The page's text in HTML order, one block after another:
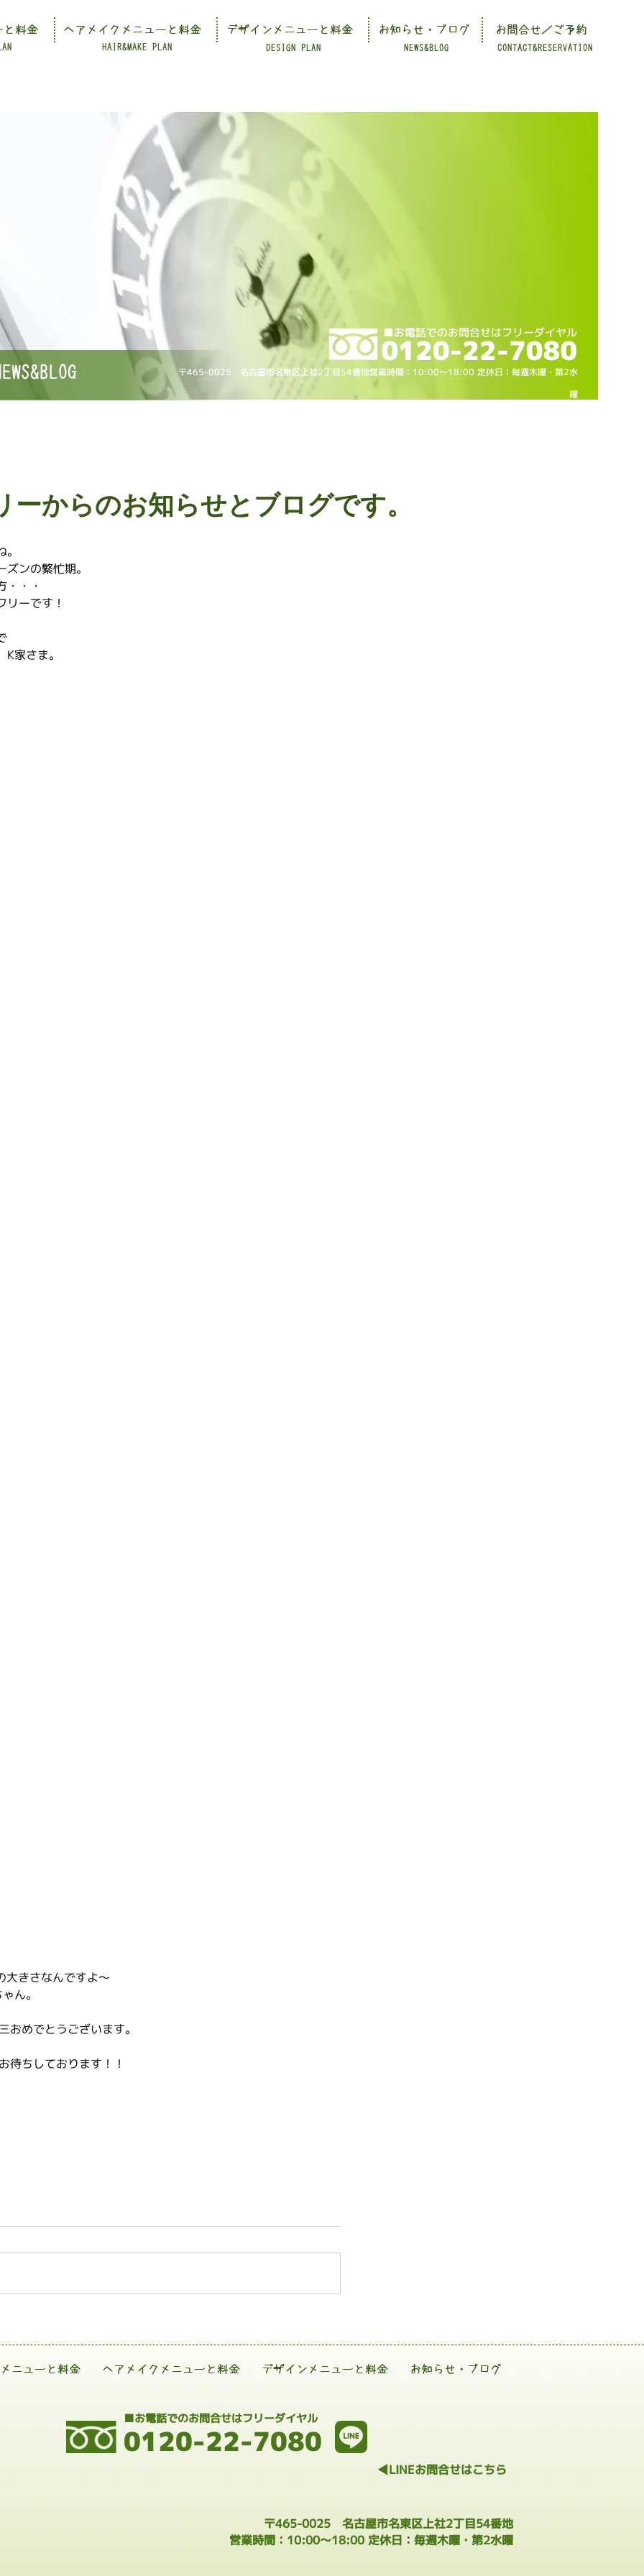
CONTACT&RESERVATION
HAIR&MAKE PLAN DESIGN PLAN NEWS&BLOG
と料金 ヘアメイクメニューと料金 デザインメニューと料金 お知らせ・ブログ お問合せ／ご予約
〒465-0025 名古屋市名東区上社2丁目54番地営業時間：10:00～18:00 定休日：毎週木曜・第2水
曜
ンの繁忙期。
・・・
ーです！
家さま。
大きさなんですよ〜
ん。
おめでとうございます。
待ちしております！！
ーからのお知らせとブログです。
ニューと料金 ヘアメイクメニューと料金 デザインメニューと料金 お知らせ・ブログ
0120-22-7080
■お電話でのお問合せはフリーダイヤル
◀LINEお問合せはこちら
〒465-0025 名古屋市名東区上社2丁目54番地
営業時間：10:00～18:00 定休日：毎週木曜・第2水曜